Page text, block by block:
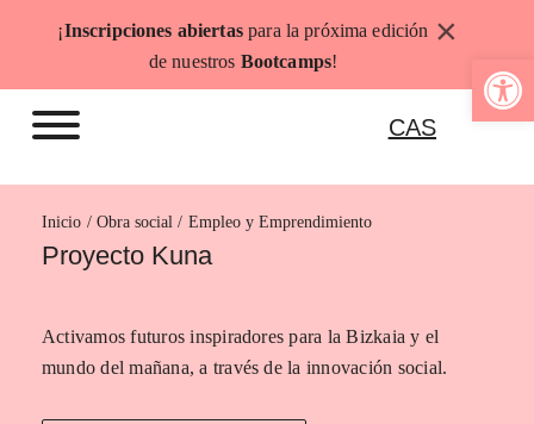
Abrir
¡Inscripciones abiertaspara la próxima edición
de nuestros Bootcamps!
×
CAS
Inicio Empleo y Emprendimiento
Proyecto Kuna
Activamos futuros inspiradores para la Bizkaia y el
mundo del mañana, a través de la innovación social.